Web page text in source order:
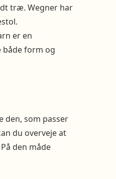
træ. Wegner har
er en
både form og
den, som passer
du overveje at
den måde